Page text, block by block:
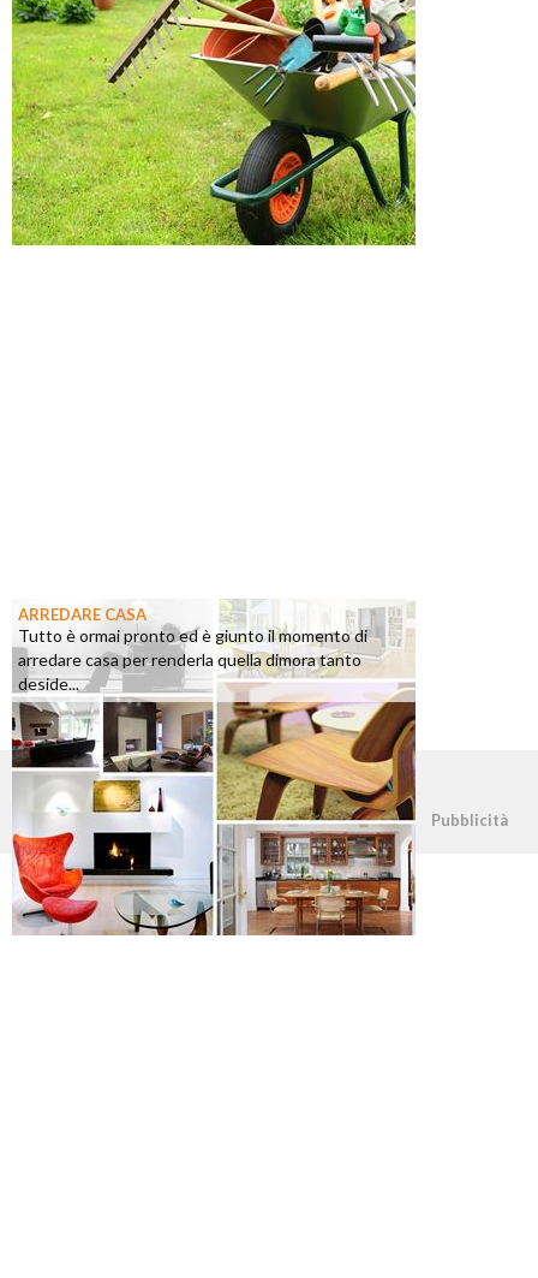
ARREDARE CASA
Tutto è ormai pronto ed è giunto il momento di
arredare casa per renderla quella dimora tanto
deside...
©2026 - casapratica.org - p.iva 03338800984 Pubblicità